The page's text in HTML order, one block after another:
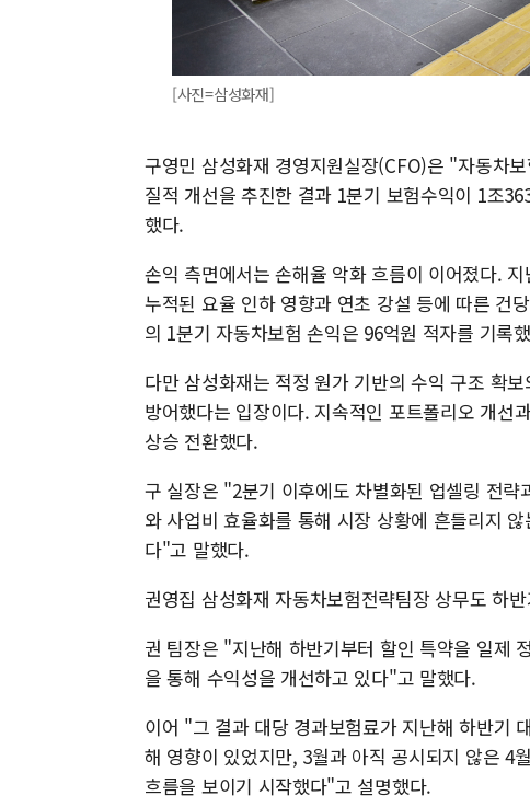
[사진=삼성화재]
구영민 삼성화재 경영지원실장(CFO)은 "자동차
질적 개선을 추진한 결과 1분기 보험수익이 1조
했다.
손익 측면에서는 손해율 악화 흐름이 이어졌다.
누적된 요율 인하 영향과 연초 강설 등에 따른 건
의 1분기 자동차보험 손익은 96억원 적자를 기록
다만 삼성화재는 적정 원가 기반의 수익 구조 확
방어했다는 입장이다. 지속적인 포트폴리오 개선
상승 전환했다.
구 실장은 "2분기 이후에도 차별화된 업셀링 전
와 사업비 효율화를 통해 시장 상황에 흔들리지
다"고 말했다.
권영집 삼성화재 자동차보험전략팀장 상무도 하
권 팀장은 "지난해 하반기부터 할인 특약을 일제
을 통해 수익성을 개선하고 있다"고 말했다.
이어 "그 결과 대당 경과보험료가 지난해 하반기
해 영향이 있었지만, 3월과 아직 공시되지 않은 4
흐름을 보이기 시작했다"고 설명했다.